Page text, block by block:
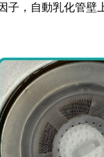
子，自動乳化管